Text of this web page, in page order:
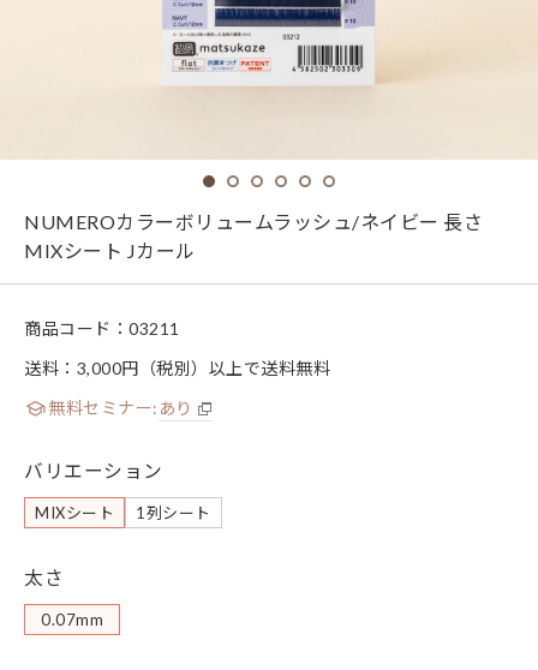
NUMEROカラーボリュームラッシュ/ネイビー 長さ
MIXシート Jカール
商品コード： 03211
送料：3,000円（税別）以上で送料無料
無料セミナー: あり
バリエーション
MIXシート 1列シート
太さ
0.07mm